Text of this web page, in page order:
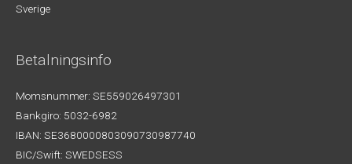
Sverige
Betalningsinfo
Momsnummer: SE559026497301
Bankgiro: 5032-6982
IBAN: SE3680000803090730987740
BIC/Swift: SWEDSESS